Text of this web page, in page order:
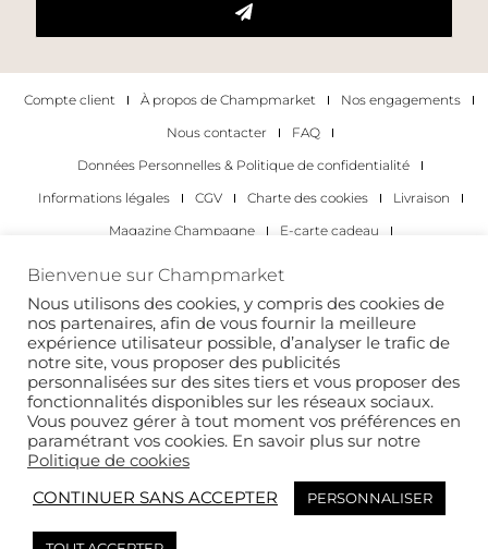
Compte client À propos de Champmarket
Nos engagements
Nous contacter
FAQ
Données Personnelles & Politique de confidentialité
Informations légales
CGV Charte des cookies
Livraison
Magazine Champagne
E-carte cadeau
Les occasions pour déguster du champagne
Pour les particuliers
Pour les entreprises
Copyright 2022 © tous droits réservés. Champmarket.
Bienvenue sur Champmarket
Nous utilisons des cookies, y compris des cookies de
nos partenaires, afin de vous fournir la meilleure
expérience utilisateur possible, d’analyser le trafic de
notre site, vous proposer des publicités
personnalisées sur des sites tiers et vous proposer des
fonctionnalités disponibles sur les réseaux sociaux.
Vous pouvez gérer à tout moment vos préférences en
paramétrant vos cookies. En savoir plus sur notre
Politique de cookies
CONTINUER SANS ACCEPTER
PERSONNALISER